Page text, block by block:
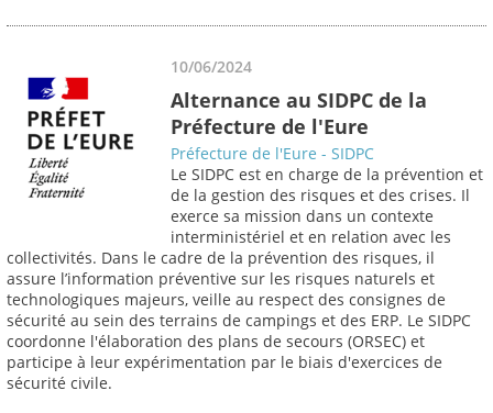
10/06/2024
Alternance au SIDPC de la
Préfecture de l'Eure
Préfecture de l'Eure - SIDPC
Le SIDPC est en charge de la prévention et
de la gestion des risques et des crises. Il
exerce sa mission dans un contexte
interministériel et en relation avec les
collectivités. Dans le cadre de la prévention des risques, il
assure l’information préventive sur les risques naturels et
technologiques majeurs, veille au respect des consignes de
sécurité au sein des terrains de campings et des ERP. Le SIDPC
coordonne l'élaboration des plans de secours (ORSEC) et
participe à leur expérimentation par le biais d'exercices de
sécurité civile.